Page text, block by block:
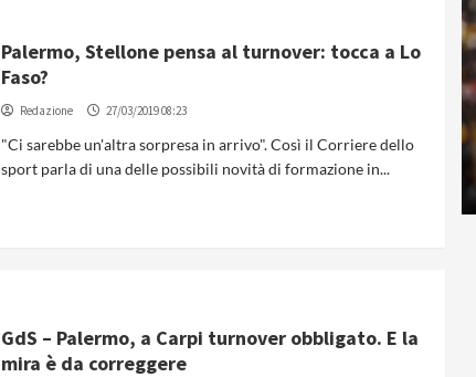
Palermo, Stellone pensa al turnover: tocca a Lo
Faso?
Redazione 27/03/2019 08:23
"Ci sarebbe un'altra sorpresa in arrivo". Così il Corriere dello
sport parla di una delle possibili novità di formazione in...
GdS – Palermo, a Carpi turnover obbligato. E la
mira è da correggere